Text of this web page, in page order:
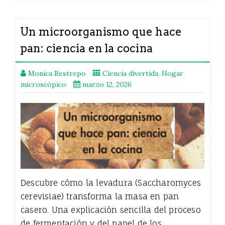
Un microorganismo que hace
pan: ciencia en la cocina
Monica Restrepo Ciencia divertida, Hogar
microscópico
marzo 12, 2026
Descubre cómo la levadura (Saccharomyces
cerevisiae) transforma la masa en pan
casero. Una explicación sencilla del proceso